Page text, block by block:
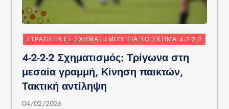
ΣΤΡΑΤΗΓΙΚΈΣ ΣΧΗΜΑΤΙΣΜΟΎ ΓΙΑ ΤΟ ΣΧΉΜΑ 4-2-2-2
4-2-2-2 Σχηματισμός: Τρίγωνα στη
μεσαία γραμμή, Κίνηση παικτών,
Τακτική αντίληψη
04/02/2026